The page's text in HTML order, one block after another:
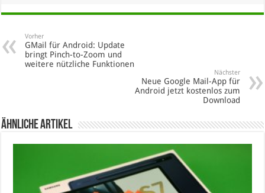
Vorher
GMail für Android: Update
bringt Pinch-to-Zoom und
weitere nützliche Funktionen
Nächster
Neue Google Mail-App für
Android jetzt kostenlos zum
Download
Ähnliche Artikel